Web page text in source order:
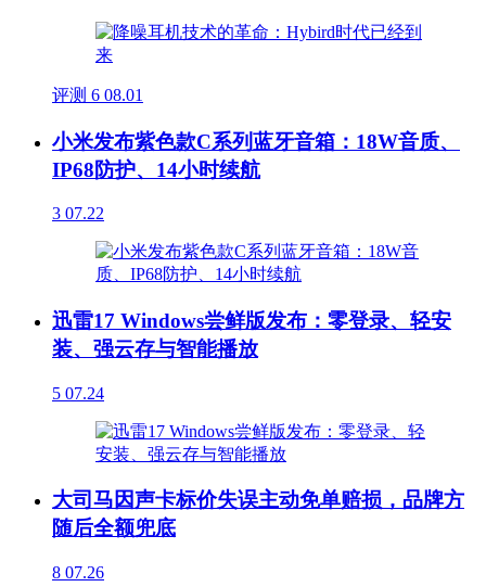
评测 6 08.01
小米发布紫色款C系列蓝牙音箱：18W音质、
IP68防护、14小时续航
3 07.22
迅雷17 Windows尝鲜版发布：零登录、轻安
装、强云存与智能播放
5 07.24
大司马因声卡标价失误主动免单赔损，品牌方
随后全额兜底
8 07.26